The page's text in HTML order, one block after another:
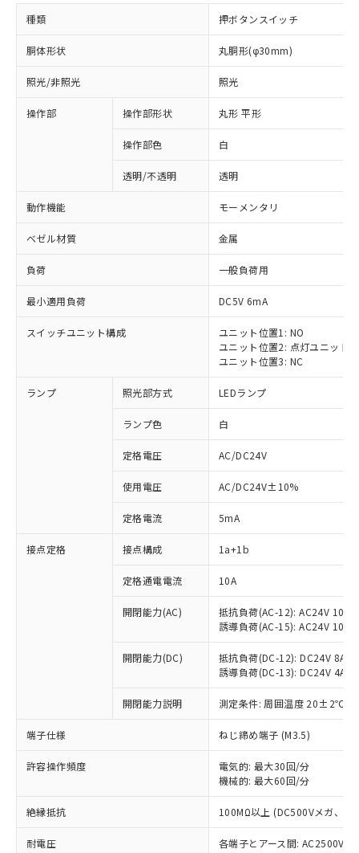
種類 押ボタンスイッチ
胴体形状 丸胴形(φ30mm)
照光/非照光 照光
操作部 操作部形状 丸形 平形
操作部色 白
透明/不透明 透明
動作機能 モーメンタリ
ベゼル材質 金属
負荷 一般負荷用
最小適用負荷 DC5V 6mA
スイッチユニット構成
ユニット位置1: NO
ユニット位置2: 点灯ユニット
ユニット位置3: NC
ランプ 照光部方式 LEDランプ
ランプ色 白
定格電圧 AC/DC24V
使用電圧 AC/DC24V±10%
定格電流 5mA
接点定格 接点構成 1a+1b
定格通電電流 10A
開閉能力(AC)
抵抗負荷(AC-12): AC24V 10A/
誘導負荷(AC-15): AC24V
開閉能力(DC)
抵抗負荷(DC-12): DC24V 8A/
誘導負荷(DC-13): DC24V 4A/
開閉能力説明 測定条件: 周囲温度 20±2℃、
端子仕様 ねじ締め端子 (M3.5)
許容操作頻度
電気的: 最大30回/分
機械的: 最大60回/分
絶縁抵抗 100MΩ以上 (DC500Vメガ、点
耐電圧
各端子とアース間: AC2500V
ご利用条件
以下の条件をお読みいただき、同意のうえ
本サービスは、当社制御機器事業取扱
商品の当社在庫状況および標準価格
(税抜)を提供させていただくもので
当社制御機器事業取扱商品の中には、
本サービスの対象外となる商品もある
ことをご了承ください。
※1 対応状況
対応済み：EU RoHS指令（10物質）の
非含有に対応した製品が提供可能な商品で
対応予定：EU RoHS指令（10物質）の非含
有に対応した製品に切り替える予定のある
対応予定なし：EU RoHS指令（10物質）の
非含有に非対応の商品で、対応品を出す予
調査・確認中：EU RoHS指令（10物質）の
非含有の対応状況を調査中または確認中の
商品です。
非該当品：ライセンス料など無形物で、有
仕入先様の事情により、非含有部品として
いたものが、含有品と判明した場合などや
「○」：最大均質材料含有率が中国RoHSの
基準値以下であることを示します。
「×」：最大均質材料含有率が中国RoHSの
基準値を超えていることを示します。
当社は、これら貴社製品のうち、外国